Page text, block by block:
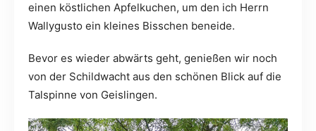
einen köstlichen Apfelkuchen, um den ich Herrn
Wallygusto ein kleines Bisschen beneide.
Bevor es wieder abwärts geht, genießen wir noch
von der Schildwacht aus den schönen Blick auf die
Talspinne von Geislingen.